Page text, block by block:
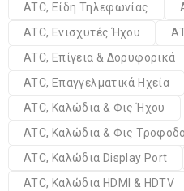
ATC, Είδη Τηλεφωνίας
ATC, Ενισχυτές Ήχου
ATC, Επίγεια & Δορυφορικά
ATC, Επαγγελματικά Ηχεία
ATC, Καλώδια & Φις Ήχου
ATC, Καλώδια & Φις
ATC, Καλώδια Display Port
ATC, Καλώδια HDMI & HDTV